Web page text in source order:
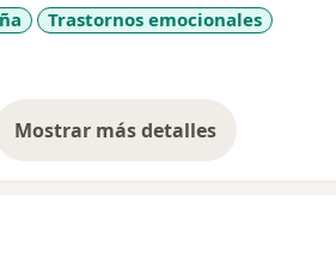
Trastornos emocionales
Mostrar más detalles
sobre la experiencia